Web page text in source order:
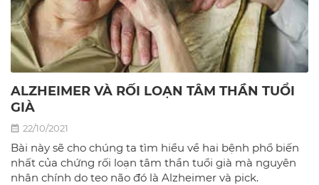
ALZHEIMER VÀ RỐI LOẠN TÂM THẦN TUỔI
GIÀ
22/10/2021
Bài này sẽ cho chúng ta tìm hiểu về hai bệnh phổ biến
nhất của chứng rối loạn tâm thần tuổi già mà nguyên
nhân chính do teo não đó là Alzheimer và pick.